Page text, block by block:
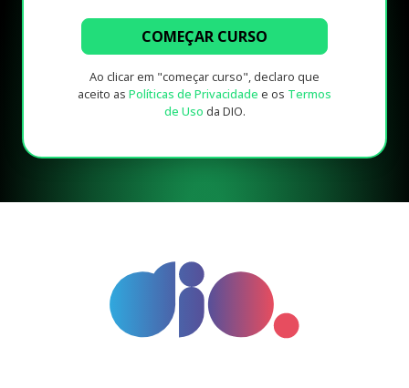
COMEÇAR CURSO
Ao clicar em "começar curso", declaro que
aceito as Políticas de Privacidade e os Termos
de Uso da DIO.